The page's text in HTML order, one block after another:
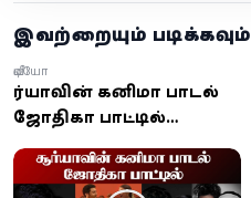
இவற்றையும் படிக்கவும்
சூர்யாவின் கனிமா பாடல்
ஜோதிகா பாட்டில்
தகவல்!
வீடியோ